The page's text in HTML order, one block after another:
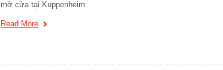
mở cửa tại Kuppenheim
Read More